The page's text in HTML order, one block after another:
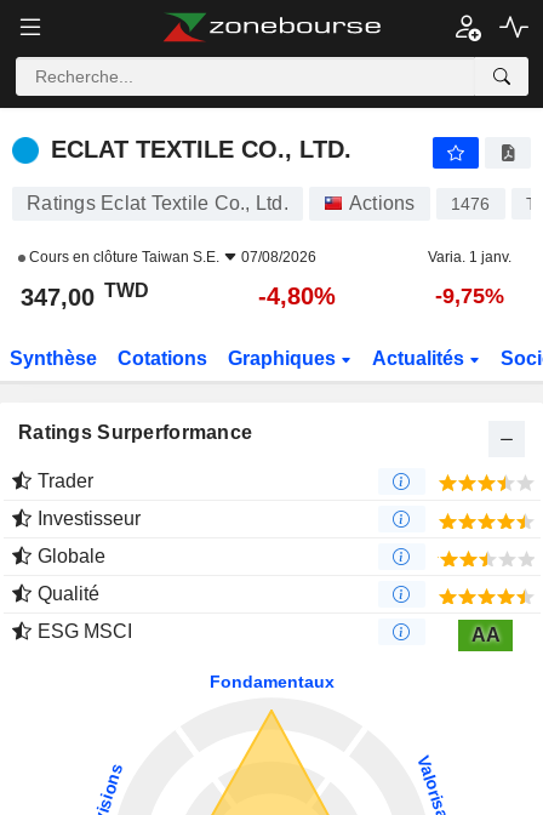
ECLAT TEXTILE CO., LTD.
ECLAT TEXTILE CO., LTD.
Ratings Eclat Textile Co., Ltd. Actions 1476
Cours en clôture Taiwan S.E. 07/08/2026 Varia. 1 janv.
347,00 TWD -4,80% -9,75%
Synthèse Cotations Graphiques Actualités
Ratings Surperformance
Trader
Investisseur
Globale
Qualité
ESG MSCI
AA